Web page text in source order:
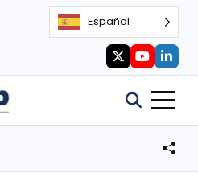
Español